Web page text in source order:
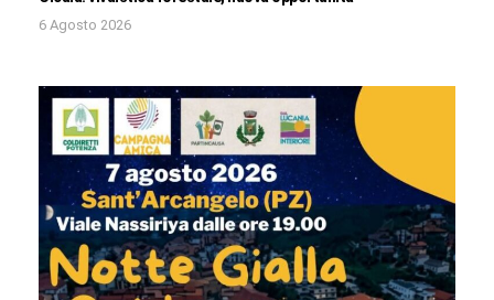
6 Agosto 2026